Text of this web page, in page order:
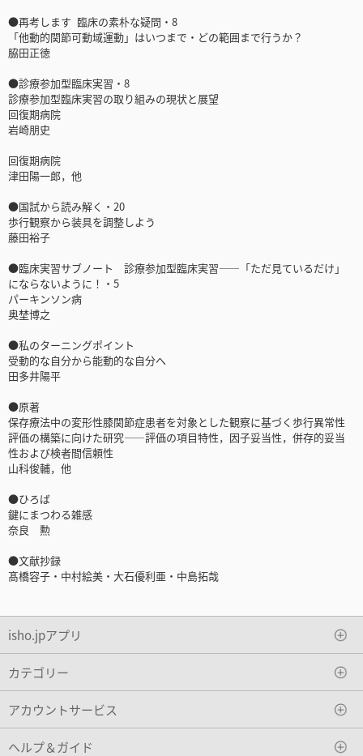
●再考します 臨床の素朴な疑問・8
「他動的関節可動域運動」はいつまで・どの範囲まで行うか？
脇田正徳
●診療参加型臨床実習・8
診療参加型臨床実習の取り組みの現状と展望
回復期病院
岩崎朋史
回復期病院
津田陽一郎，他
●国試から読み解く・20
歩行観察から装具を調整しよう
藤田裕子
●臨床実習サブノート 診療参加型臨床実習――「ただ見ているだけ」
にならないように！・5
パーキンソン病
奥埜博之
●私のターニングポイント
受動的な自分から能動的な自分へ
田多井陽平
●原著
保存療法中の変形性膝関節症患者を対象とした観察に基づく歩行異常性
評価の構築に向けた研究――評価の項目特性，因子妥当性，併存的妥当
性および検者間信頼性
山科俊輔，他
●ひろば
鍵にまつわる雑感
奈良 勲
●文献抄録
髙橋容子・中村絵美・大石優利亜・中島拓哉
isho.jpアプリ
カテゴリー
アカウントサービス
ヘルプ＆ガイド